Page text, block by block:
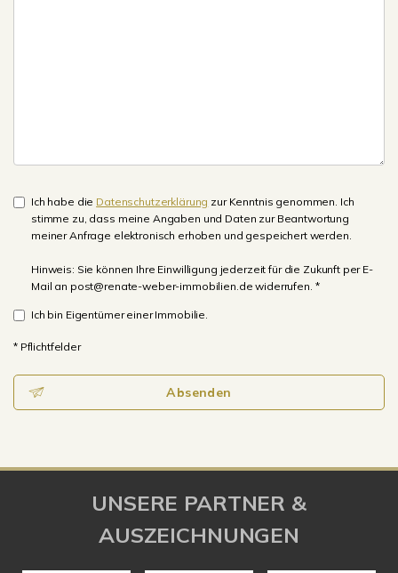
Ich habe die Datenschutzerklärung zur Kenntnis genommen. Ich
stimme zu, dass meine Angaben und Daten zur Beantwortung
meiner Anfrage elektronisch erhoben und gespeichert werden.
Hinweis: Sie können Ihre Einwilligung jederzeit für die Zukunft per E-
Mail an post@renate-weber-immobilien.de widerrufen. *
Ich bin Eigentümer einer Immobilie.
* Pflichtfelder
Absenden
UNSERE PARTNER &
AUSZEICHNUNGEN